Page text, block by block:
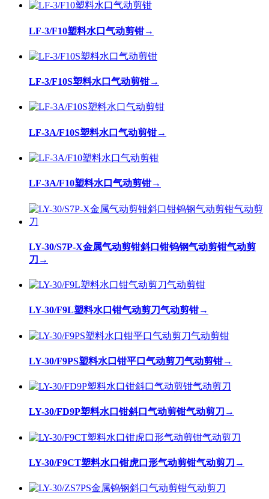
LF-3/F10塑料水口气动剪钳→
LF-3/F10S塑料水口气动剪钳→
LF-3A/F10S塑料水口气动剪钳→
LF-3A/F10塑料水口气动剪钳→
LY-30/S7P-X金属气动剪钳斜口钳钨钢气动剪钳气动剪
刀 →
LY-30/F9L塑料水口钳气动剪刀气动剪钳→
LY-30/F9PS塑料水口钳平口气动剪刀气动剪钳→
LY-30/FD9P塑料水口钳斜口气动剪钳气动剪刀 →
LY-30/F9CT塑料水口钳虎口形气动剪钳气动剪刀 →